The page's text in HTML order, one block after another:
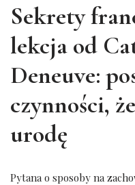
Sekrety
lekcja od
Deneuve:
czynności,
urodę
Pytana o sposoby na